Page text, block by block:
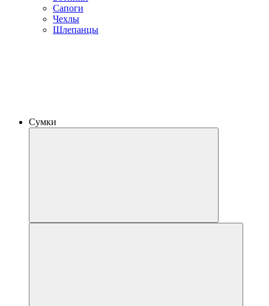
Сапоги
Чехлы
Шлепанцы
Сумки